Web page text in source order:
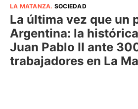
LA MATANZA. SOCIEDAD
La última vez que un
Argentina: la
Juan Pablo II ante
trabajadores en La